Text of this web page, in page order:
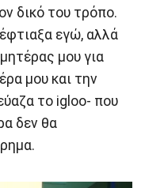
δικό του τρόπο.
εγώ, αλλά
μου για
μου και την
το igloo- που
δεν θα